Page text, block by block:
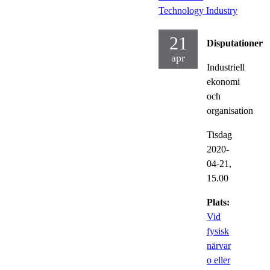
Technology Industry
21
apr
Disputationer
Industriell
ekonomi
och
organisation
Tisdag
2020-
04-21,
15.00
Plats:
Vid
fysisk
närvar
o eller